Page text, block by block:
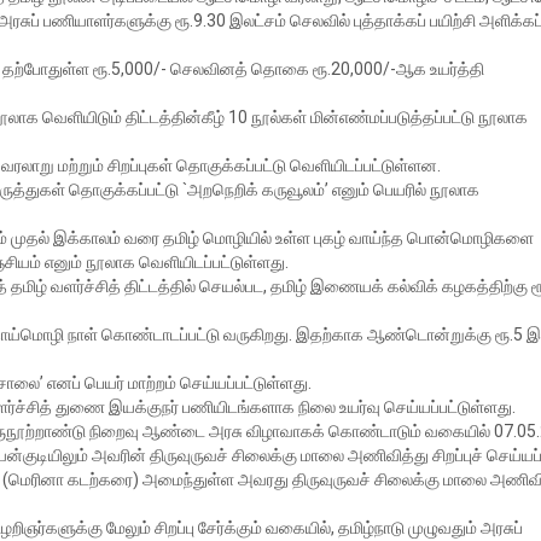
பணியாளர்களுக்கு ரூ.9.30 இலட்சம் செலவில் புத்தாக்கப் பயிற்சி
ரூ.5,000/- செலவினத் தொகை ரூ.20,000/-ஆக உயர்த்தி
வெளியிடும் திட்டத்தின்கீழ் 10 நூல்கள் மின்எண்மப்படுத்தப்பட்டு நூலாக
மற்றும் சிறப்புகள் தொகுக்கப்பட்டு வெளியிடப்பட்டுள்ளன.
தொகுக்கப்பட்டு `அறநெறிக் கருவூலம்’ எனும் பெயரில் நூலாக
முதல் இக்காலம் வரை தமிழ் மொழியில் உள்ள புகழ் வாய்ந்த பொன்மொழிகளை
எனும் நூலாக வெளியிடப்பட்டுள்ளது.
வளர்ச்சித் திட்டத்தில் செயல்பட, தமிழ் இணையக் கல்விக் கழகத்திற்கு
நாள் கொண்டாடப்பட்டு வருகிறது. இதற்காக ஆண்டொன்றுக்கு ரூ.5
எனப் பெயர் மாற்றம் செய்யப்பட்டுள்ளது.
துணை இயக்குநர் பணியிடங்களாக நிலை உயர்வு செய்யப்பட்டுள்ளது.
நிறைவு ஆண்டை அரசு விழாவாகக் கொண்டாடும் வகையில்
அவரின் திருவுருவச் சிலைக்கு மாலை அணிவித்து சிறப்புச்
கடற்கரை) அமைந்துள்ள அவரது திருவுருவச் சிலைக்கு மாலை
மேலும் சிறப்பு சேர்க்கும் வகையில், தமிழ்நாடு முழுவதும் அரசுப்